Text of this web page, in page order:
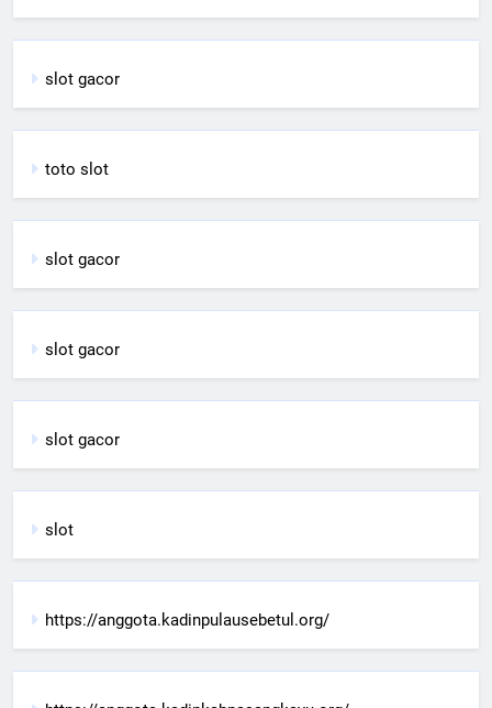
slot gacor
toto slot
slot gacor
slot gacor
slot gacor
slot
https://anggota.kadinpulausebetul.org/